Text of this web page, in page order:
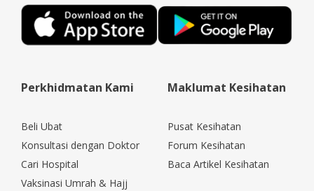
Perkhidmatan Kami
Beli Ubat
Konsultasi dengan Doktor
Cari Hospital
Vaksinasi Umrah & Hajj
Maklumat Kesihatan
Pusat Kesihatan
Forum Kesihatan
Baca Artikel Kesihatan